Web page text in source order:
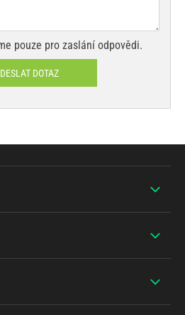
pouze pro zaslání odpovědi.
DOTAZ